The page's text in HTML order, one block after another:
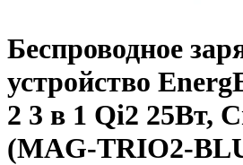
Беспроводное
устройство
2 3 в 1 Qi2 25Вт,
(MAG-TRIO2-